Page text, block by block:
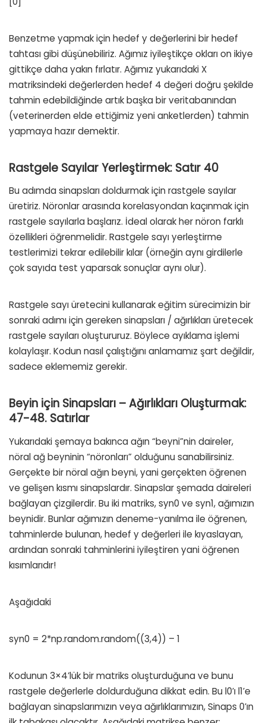
Benzetme yapmak için hedef y değerlerini bir hedef
tahtası gibi düşünebiliriz. Ağımız iyileştikçe okları on ikiye
gittikçe daha yakın fırlatır. Ağımız yukarıdaki X
matriksindeki değerlerden hedef 4 değeri doğru şekilde
tahmin edebildiğinde artık başka bir veritabanından
(veterinerden elde ettiğimiz yeni anketlerden) tahmin
yapmaya hazır demektir.
Rastgele Sayılar Yerleştirmek: Satır 40
Bu adımda sinapsları doldurmak için rastgele sayılar
üretiriz. Nöronlar arasında korelasyondan kaçınmak için
rastgele sayılarla başlarız. İdeal olarak her nöron farklı
özellikleri öğrenmelidir. Rastgele sayı yerleştirme
testlerimizi tekrar edilebilir kılar (örneğin aynı girdilerle
çok sayıda test yaparsak sonuçlar aynı olur).
Rastgele sayı üretecini kullanarak eğitim sürecimizin bir
sonraki adımı için gereken sinapsları / ağırlıkları üretecek
rastgele sayıları oluştururuz. Böylece ayıklama işlemi
kolaylaşır. Kodun nasıl çalıştığını anlamamız şart değildir,
sadece eklememiz gerekir.
Beyin için Sinapsları – Ağırlıkları Oluşturmak:
47-48. Satırlar
Yukarıdaki şemaya bakınca ağın “beyni”nin daireler,
nöral ağ beyninin “nöronları” olduğunu sanabilirsiniz.
Gerçekte bir nöral ağın beyni, yani gerçekten öğrenen
ve gelişen kısmı sinapslardır. Sinapslar şemada daireleri
bağlayan çizgilerdir. Bu iki matriks, syn0 ve syn1, ağımızın
beynidir. Bunlar ağımızın deneme-yanılma ile öğrenen,
tahminlerde bulunan, hedef y değerleri ile kıyaslayan,
ardından sonraki tahminlerini iyileştiren yani öğrenen
kısımlarıdır!
Aşağıdaki
syn0 = 2*np.random.random((3,4)) – 1
Kodunun 3×4’lük bir matriks oluşturduğuna ve bunu
rastgele değerlerle doldurduğuna dikkat edin. Bu l0’ı l1’e
bağlayan sinapslarımızın veya ağırlıklarımızın, Sinaps 0’ın